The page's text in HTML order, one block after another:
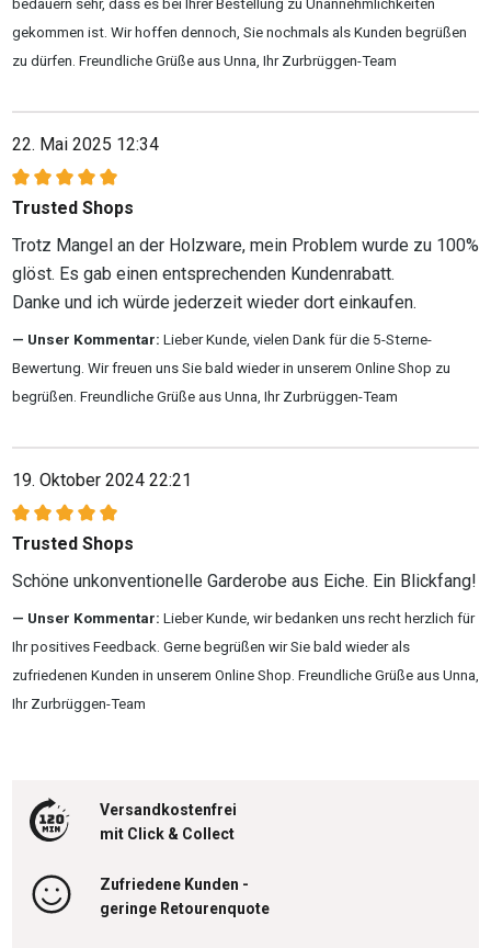
bedauern sehr, dass es bei Ihrer Bestellung zu Unannehmlichkeiten
gekommen ist. Wir hoffen dennoch, Sie nochmals als Kunden begrüßen
zu dürfen. Freundliche Grüße aus Unna, Ihr Zurbrüggen-Team
22. Mai 2025 12:34
Bewertung mit 5 von 5 Sternen
Trusted Shops
Trotz Mangel an der Holzware, mein Problem wurde zu 100%
glöst. Es gab einen entsprechenden Kundenrabatt.
Danke und ich würde jederzeit wieder dort einkaufen.
Unser Kommentar: Lieber Kunde, vielen Dank für die 5-Sterne-
Bewertung. Wir freuen uns Sie bald wieder in unserem Online Shop zu
begrüßen. Freundliche Grüße aus Unna, Ihr Zurbrüggen-Team
19. Oktober 2024 22:21
Bewertung mit 5 von 5 Sternen
Trusted Shops
Schöne unkonventionelle Garderobe aus Eiche. Ein Blickfang!
Unser Kommentar: Lieber Kunde, wir bedanken uns recht herzlich für
Ihr positives Feedback. Gerne begrüßen wir Sie bald wieder als
zufriedenen Kunden in unserem Online Shop. Freundliche Grüße aus Unna,
Ihr Zurbrüggen-Team
Versandkostenfrei
mit Click & Collect
Zufriedene Kunden -
geringe Retourenquote